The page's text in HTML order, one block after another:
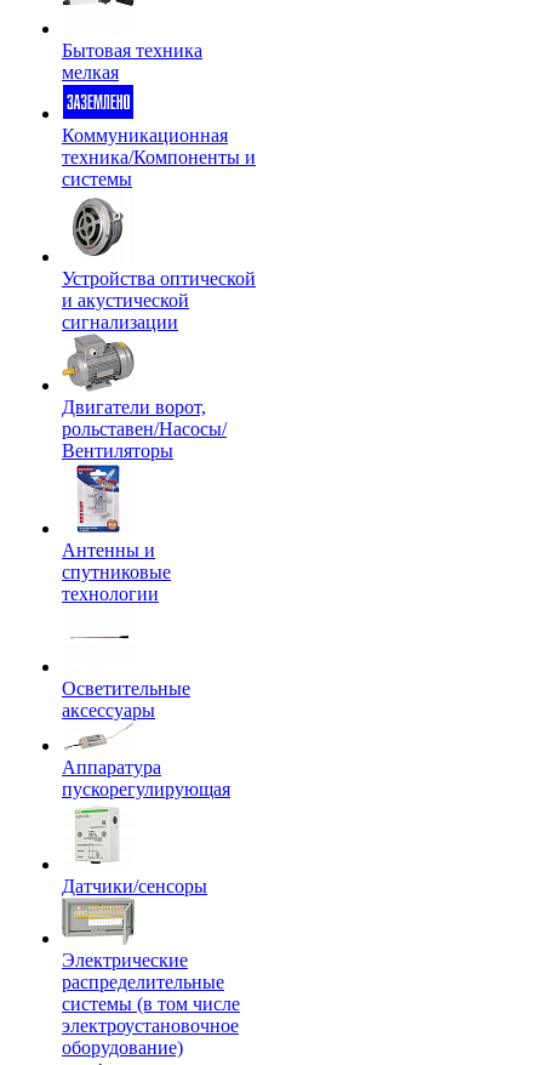
Бытовая техника
мелкая
Коммуникационная
техника/Компоненты и
системы
Устройства оптической
и акустической
сигнализации
Двигатели ворот,
рольставен/Насосы/
Вентиляторы
Антенны и
спутниковые
технологии
Осветительные
аксессуары
Аппаратура
пускорегулирующая
Датчики/сенсоры
Электрические
распределительные
системы (в том числе
электроустановочное
оборудование)